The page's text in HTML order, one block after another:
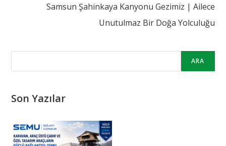
Samsun Şahinkaya Kanyonu Gezimiz | Ailece
Unutulmaz Bir Doğa Yolculuğu
ARA
Son Yazılar